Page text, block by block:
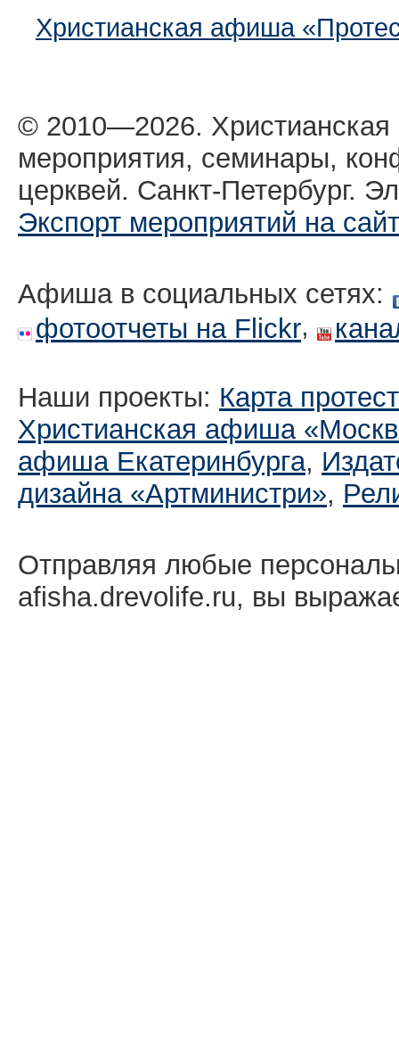
Христианская афиша
© 2010—2026.
мероприятия, семинары,
церквей. Санкт-Петербург.
Экспорт мероприятий на сайт
Афиша в социальных сетях:
фотоотчеты на Flickr,
Наши проекты: Карта
Христианская афиша
афиша Екатеринбургa,
дизайна «Артминистри»,
Отправляя любые
afisha.drevolife.ru, вы